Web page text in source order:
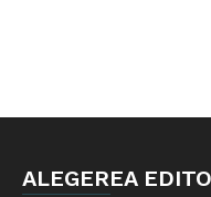
ALEGEREA